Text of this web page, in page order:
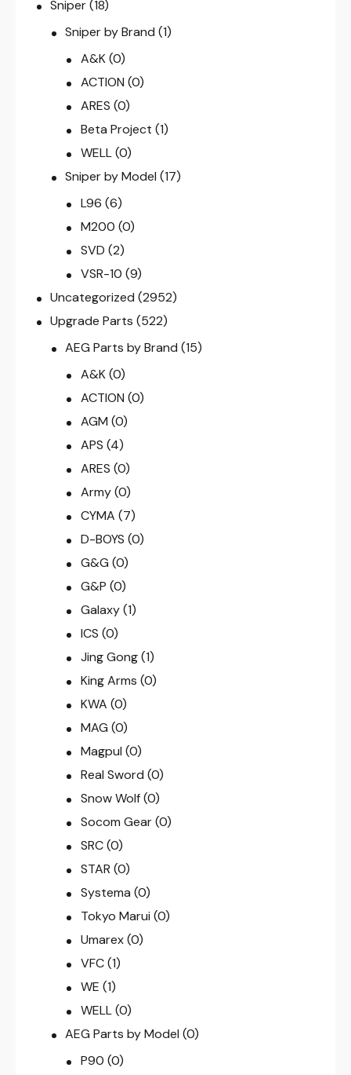
Sniper(18)
Sniper by Brand (1)
A&K (0)
ACTION (0)
ARES (0)
Beta Project (1)
WELL (0)
Sniper by Model (17)
L96 (6)
M200 (0)
SVD (2)
VSR-10 (9)
Uncategorized (2952)
Upgrade Parts (522)
AEG Parts by Brand (15)
A&K (0)
ACTION (0)
AGM (0)
APS (4)
ARES (0)
Army (0)
CYMA (7)
D-BOYS (0)
G&G (0)
G&P (0)
Galaxy (1)
ICS (0)
Jing Gong (1)
King Arms (0)
KWA (0)
MAG (0)
Magpul (0)
Real Sword (0)
Snow Wolf (0)
Socom Gear (0)
SRC (0)
STAR (0)
Systema (0)
Tokyo Marui (0)
Umarex (0)
VFC (1)
WE (1)
WELL (0)
AEG Parts by Model (0)
P90 (0)